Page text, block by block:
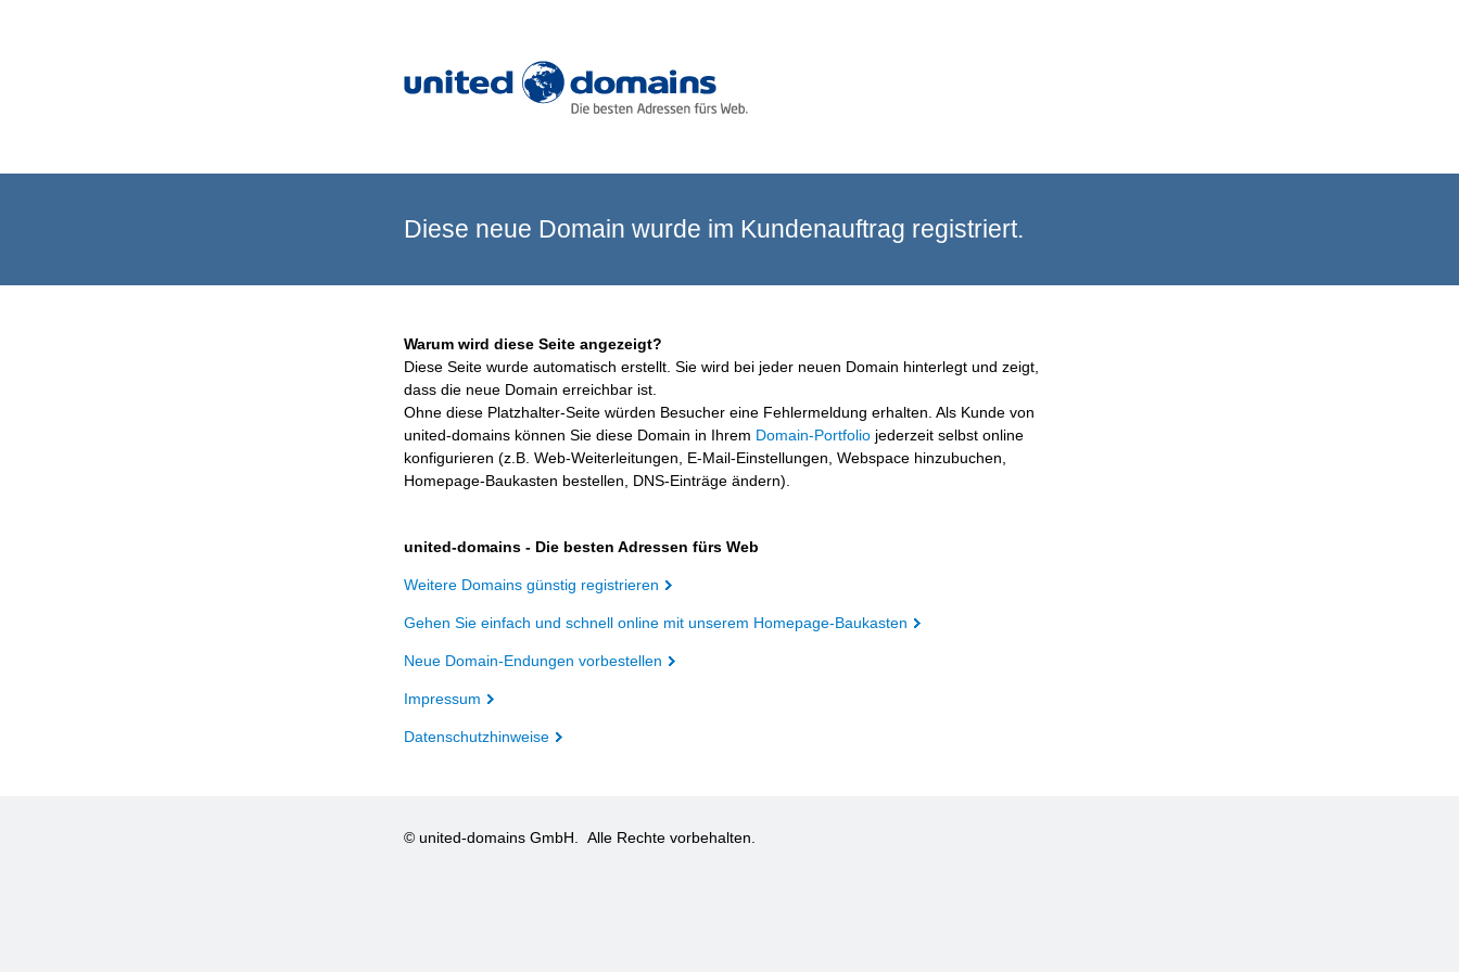
Diese neue Domain wurde im Kundenauftrag registriert.
Warum wird diese Seite angezeigt?
Diese Seite wurde automatisch erstellt. Sie wird bei jeder neuen Domain hinterlegt und zeigt,
dass die neue Domain erreichbar ist.
Ohne diese Platzhalter-Seite würden Besucher eine Fehlermeldung erhalten. Als Kunde von
united-domains können Sie diese Domain in Ihrem Domain-Portfolio jederzeit selbst online
konfigurieren (z.B. Web-Weiterleitungen, E-Mail-Einstellungen, Webspace hinzubuchen,
Homepage-Baukasten bestellen, DNS-Einträge ändern).
united-domains - Die besten Adressen fürs Web
Weitere Domains günstig registrieren
Gehen Sie einfach und schnell online mit unserem Homepage-Baukasten
Neue Domain-Endungen vorbestellen
Impressum
Datenschutzhinweise
© united-domains GmbH. Alle Rechte vorbehalten.